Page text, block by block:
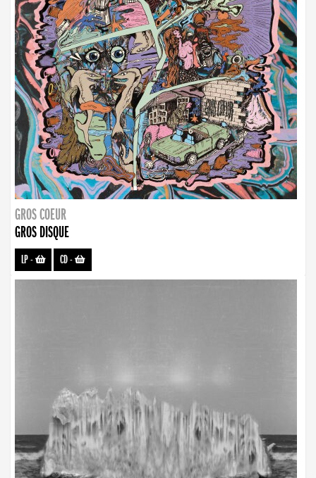
GROS COEUR
GROS DISQUE
LP- CD-